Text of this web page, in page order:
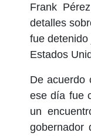
Frank
detalles
fue
Estados
De acuerdo
ese día fue
un
gobernador